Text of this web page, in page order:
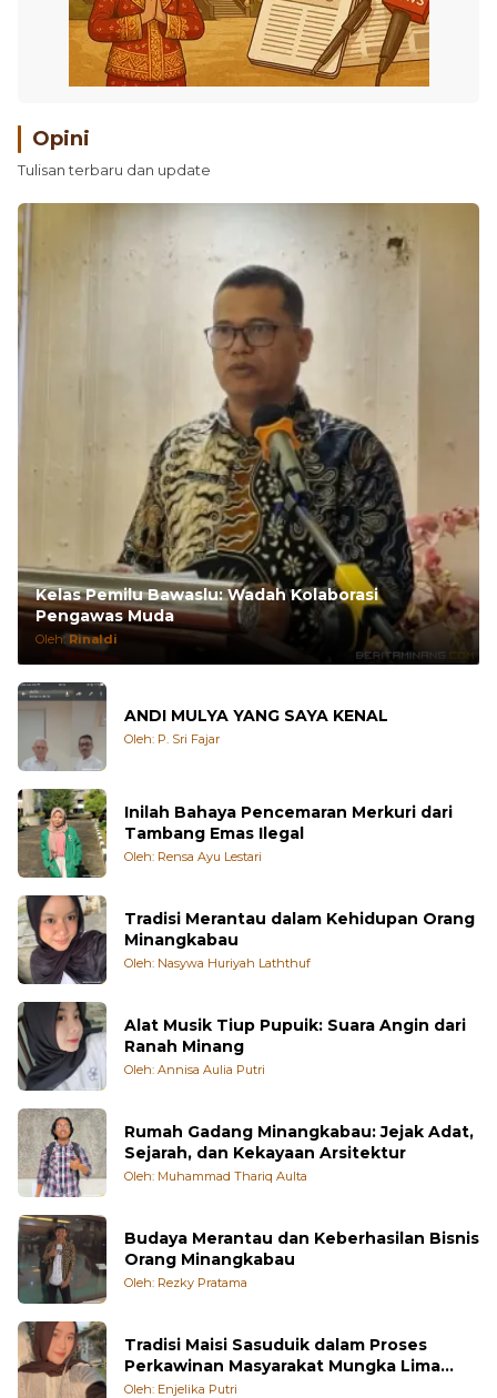
Opini
Tulisan terbaru dan update
Kelas Pemilu Bawaslu: Wadah Kolaborasi
Pengawas Muda
Oleh:Rinaldi
ANDI MULYA YANG SAYA KENAL
Oleh: P. Sri Fajar
Inilah Bahaya Pencemaran Merkuri dari
Tambang Emas Ilegal
Oleh: Rensa Ayu Lestari
Tradisi Merantau dalam Kehidupan Orang
Minangkabau
Oleh: Nasywa Huriyah Laththuf
Alat Musik Tiup Pupuik: Suara Angin dari
Ranah Minang
Oleh: Annisa Aulia Putri
Rumah Gadang Minangkabau: Jejak Adat,
Sejarah, dan Kekayaan Arsitektur
Oleh: Muhammad Thariq Aulta
Budaya Merantau dan Keberhasilan Bisnis
Orang Minangkabau
Oleh: Rezky Pratama
Tradisi Maisi Sasuduik dalam Proses
Perkawinan Masyarakat Mungka Lima
Puluh Kota
Oleh: Enjelika Putri